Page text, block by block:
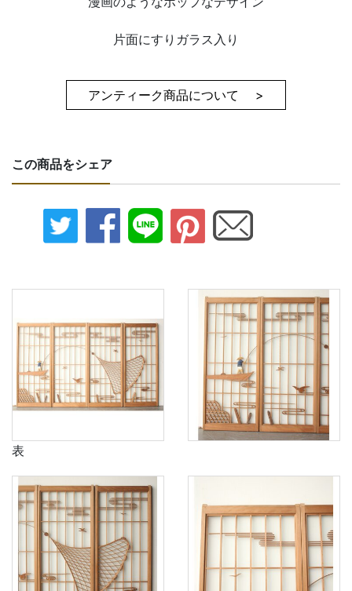
片面にすりガラス入り
アンティーク商品について >
この商品をシェア
表